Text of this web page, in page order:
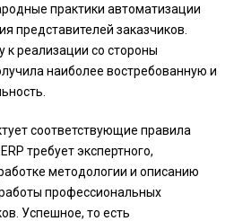
практики автоматизации
представителей заказчиков.
к реализации со стороны
наиболее востребованную и
соответствующие правила
требует экспертного,
методологии и описанию
профессиональных
Успешное, то есть